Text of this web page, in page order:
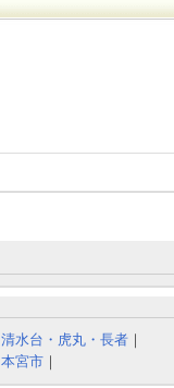
清水台・虎丸・長者 ｜
本宮市 ｜